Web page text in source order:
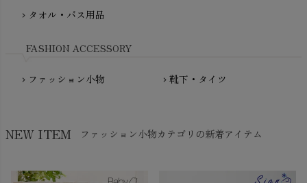
NewNative（ニューネイティブ）
chevron_right タオル・バス用品
FASHION ACCESSORY
chevron_right ファッション小物 chevron_right 靴下・タイツ
NEW ITEM ファッション小物カテゴリの新着アイテム